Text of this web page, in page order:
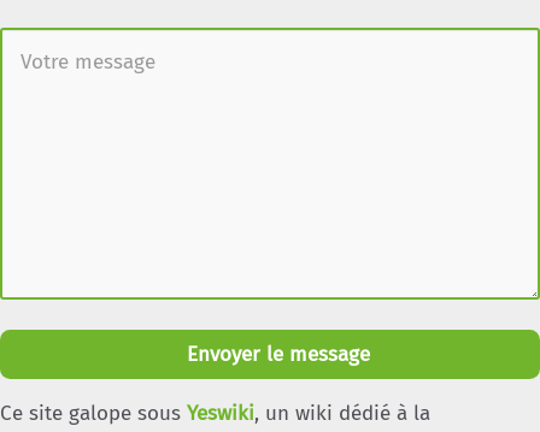
Envoyer le message
Ce site galope sous Yeswiki, un wiki dédié à la